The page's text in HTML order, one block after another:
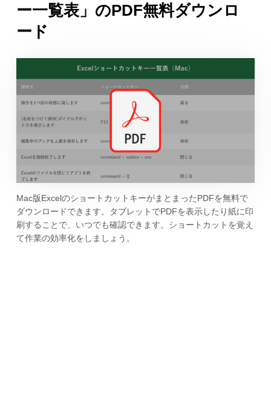
ー一覧表」のPDF無料ダウンロ
ード
Mac版ExcelのショートカットキーがまとまったPDFを無料で
ダウンロードできます。タブレットでPDFを表示したり紙に印
刷することで、いつでも確認できます。ショートカットを覚え
て作業の効率化をしましょう。